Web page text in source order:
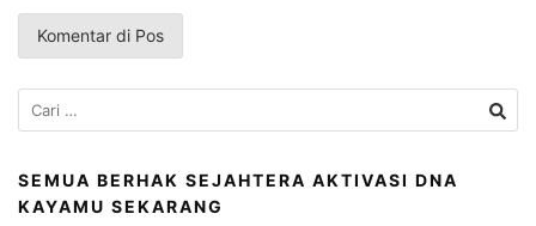
Cari
untuk:
SEMUA BERHAK SEJAHTERA AKTIVASI DNA
KAYAMU SEKARANG